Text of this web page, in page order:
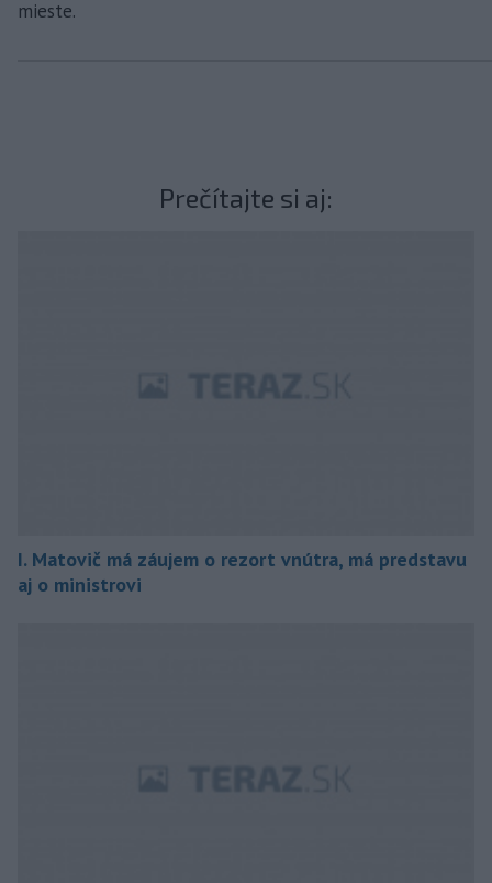
mieste.
Prečítajte si aj:
I. Matovič má záujem o rezort vnútra, má predstavu
aj o ministrovi